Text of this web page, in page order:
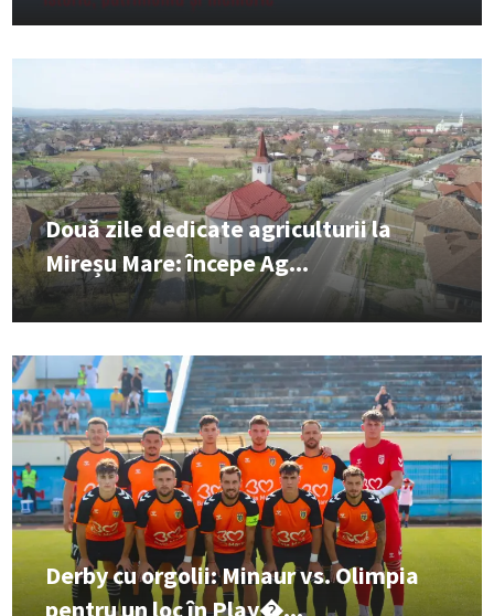
Două zile dedicate agriculturii la
Mireșu Mare: începe Ag...
Derby cu orgolii: Minaur vs. Olimpia
pentru un loc în Play�...